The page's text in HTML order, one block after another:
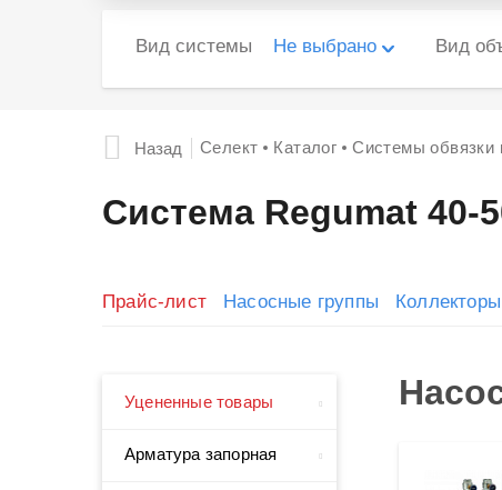
Вид системы Не выбрано Вид
Назад Селект Каталог Системы обвязки
Система Regumat 40-
Прайс-лист Насосные группы Коллекторы
Уцененные товары
Арматура запорная